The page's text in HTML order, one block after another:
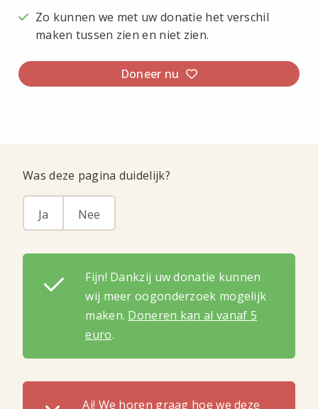
Zo kunnen we met uw donatie het verschil
maken tussen zien en niet zien.
Doneer nu
Was deze pagina duidelijk?
Ja Nee
Fijn! Dankzij uw donatie kunnen
wij meer oogonderzoek mogelijk
maken. Doneren kan al vanaf 5
euro.
Ai! We horen graag hoe we deze